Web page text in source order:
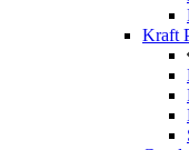
Kraft